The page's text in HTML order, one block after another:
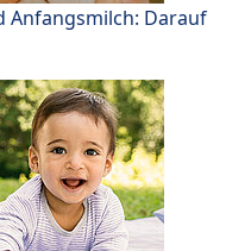
Anfangsmilch: Darauf